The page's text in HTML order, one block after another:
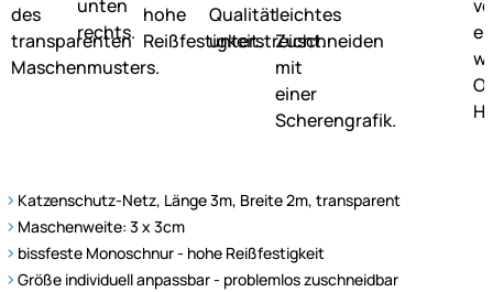
Katzenschutz-Netz, Länge 3m, Breite 2m, transparent
Maschenweite: 3 x 3cm
bissfeste Monoschnur - hohe Reißfestigkeit
Größe individuell anpassbar - problemlos zuschneidbar